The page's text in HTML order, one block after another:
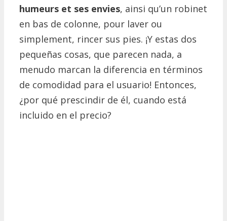
humeurs et ses envies, ainsi qu’un robinet
en bas de colonne, pour laver ou
simplement, rincer sus pies. ¡Y estas dos
pequeñas cosas, que parecen nada, a
menudo marcan la diferencia en términos
de comodidad para el usuario! Entonces,
¿por qué prescindir de él, cuando está
incluido en el precio?